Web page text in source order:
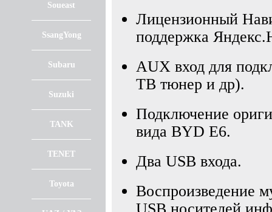
Soueast
SsangYong
Subaru
Suzuki
TANK
TENET
Toyota
Лицензионный
поддержка
AUX вход для
ТВ тюнер и др).
Подключение
вида BYD E6.
Два USB входа.
Воспроизведение